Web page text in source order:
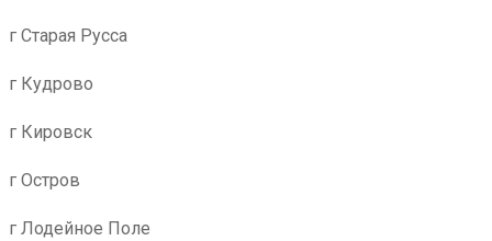
г Старая Русса
г Кудрово
г Кировск
г Остров
г Лодейное Поле